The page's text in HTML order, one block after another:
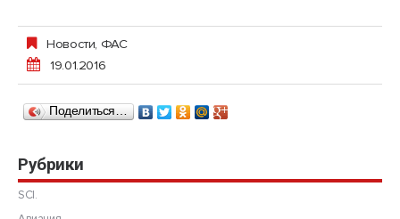
Новости, ФАС
19.01.2016
Поделиться…
Рубрики
SCI.